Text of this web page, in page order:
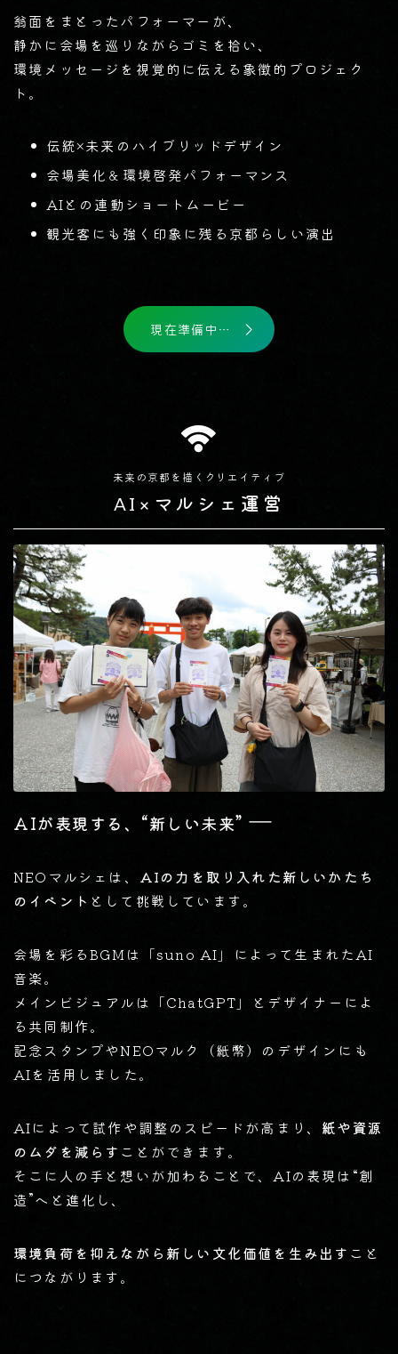
翁面をまとったパフォーマーが、
静かに会場を巡りながらゴミを拾い、
環境メッセージを視覚的に伝える象徴的プロジェク
ト。
伝統×未来のハイブリッドデザイン
会場美化＆環境啓発パフォーマンス
AIとの連動ショートムービー
観光客にも強く印象に残る京都らしい演出
現在準備中…
未来の京都を描くクリエイティブ
AI×マルシェ運営
AIが表現する、“新しい未来”―
NEOマルシェは、 AIの力を取り入れた新しいかたち
のイベント として挑戦しています。
会場を彩るBGMは「suno AI」によって生まれたAI
音楽。
メインビジュアルは「ChatGPT」とデザイナーによ
る共同制作。
記念スタンプやNEOマルク（紙幣）のデザインにも
AIを活用しました。
AIによって試作や調整のスピードが高まり、 紙や資源
のムダを減らす ことができます。
そこに人の手と想いが加わることで、AIの表現は“創
造”へと進化し、
環境負荷を抑えながら新しい文化価値を生み出す こと
につながります。